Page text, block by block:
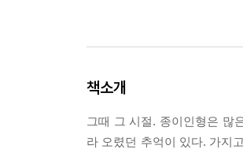
책소개
그때 그 시절. 종이인형은 많
라 오렸던 추억이 있다. 가지